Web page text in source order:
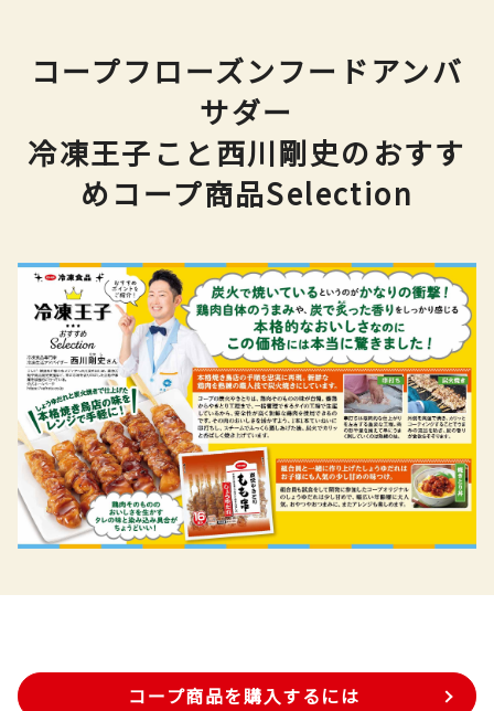
コープフローズンフードアンバ
サダー
冷凍王子こと西川剛史のおすす
めコープ商品Selection
コープ商品を購入するには